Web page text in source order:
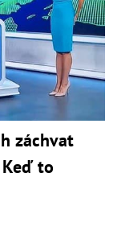
záchvat
to